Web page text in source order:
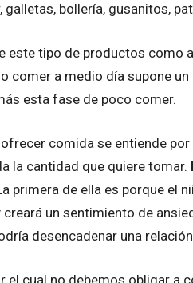
galletas, bollería, gusanitos,
este tipo de productos como
comer a medio día supone
esta fase de poco comer.
comida se entiende
la cantidad que quiere tomar.
primera de ella es porque el
un sentimiento de
desencadenar una